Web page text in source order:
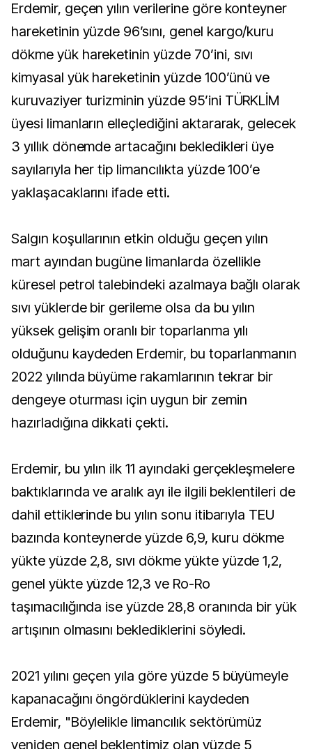
Erdemir, geçen yılın verilerine göre konteyner
hareketinin yüzde 96’sını, genel kargo/kuru
dökme yük hareketinin yüzde 70’ini, sıvı
kimyasal yük hareketinin yüzde 100’ünü ve
kuruvaziyer turizminin yüzde 95’ini TÜRKLİM
üyesi limanların elleçlediğini aktararak, gelecek
3 yıllık dönemde artacağını bekledikleri üye
sayılarıyla her tip limancılıkta yüzde 100’e
yaklaşacaklarını ifade etti.
Salgın koşullarının etkin olduğu geçen yılın
mart ayından bugüne limanlarda özellikle
küresel petrol talebindeki azalmaya bağlı olarak
sıvı yüklerde bir gerileme olsa da bu yılın
yüksek gelişim oranlı bir toparlanma yılı
olduğunu kaydeden Erdemir, bu toparlanmanın
2022 yılında büyüme rakamlarının tekrar bir
dengeye oturması için uygun bir zemin
hazırladığına dikkati çekti.
Erdemir, bu yılın ilk 11 ayındaki gerçekleşmelere
baktıklarında ve aralık ayı ile ilgili beklentileri de
dahil ettiklerinde bu yılın sonu itibarıyla TEU
bazında konteynerde yüzde 6,9, kuru dökme
yükte yüzde 2,8, sıvı dökme yükte yüzde 1,2,
genel yükte yüzde 12,3 ve Ro-Ro
taşımacılığında ise yüzde 28,8 oranında bir yük
artışının olmasını beklediklerini söyledi.
2021 yılını geçen yıla göre yüzde 5 büyümeyle
kapanacağını öngördüklerini kaydeden
Erdemir, "Böylelikle limancılık sektörümüz
yeniden genel beklentimiz olan yüzde 5